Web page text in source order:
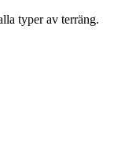
typer av terräng.